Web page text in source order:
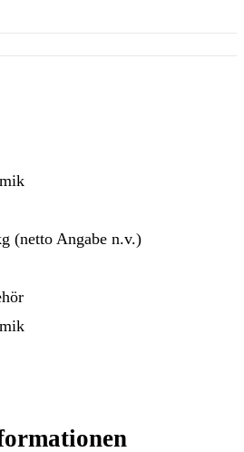
(netto Angabe n.v.)